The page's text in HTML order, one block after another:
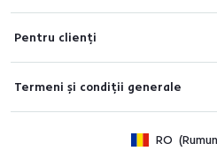
Pentru clienți
Termeni și condiții generale
RO